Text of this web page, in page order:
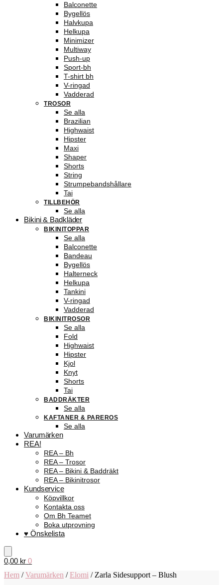
Balconette
Bygellös
Halvkupa
Helkupa
Minimizer
Multiway
Push-up
Sport-bh
T-shirt bh
V-ringad
Vadderad
TROSOR
Se alla
Brazilian
Highwaist
Hipster
Maxi
Shaper
Shorts
String
Strumpebandshållare
Tai
TILLBEHÖR
Se alla
Bikini & Badkläder
BIKINITOPPAR
Se alla
Balconette
Bandeau
Bygellös
Halterneck
Helkupa
Tankini
V-ringad
Vadderad
BIKINITROSOR
Se alla
Fold
Highwaist
Hipster
Kjol
Knyt
Shorts
Tai
BADDRÄKTER
Se alla
KAFTANER & PAREROS
Se alla
Varumärken
REA!
REA – Bh
REA – Trosor
REA – Bikini & Baddräkt
REA – Bikinitrosor
Kundservice
Köpvillkor
Kontakta oss
Om Bh Teamet
Boka utprovning
♥ Önskelista
0,00 kr 0
Hem /Varumärken /Elomi / Zarla Sidesupport – Blush